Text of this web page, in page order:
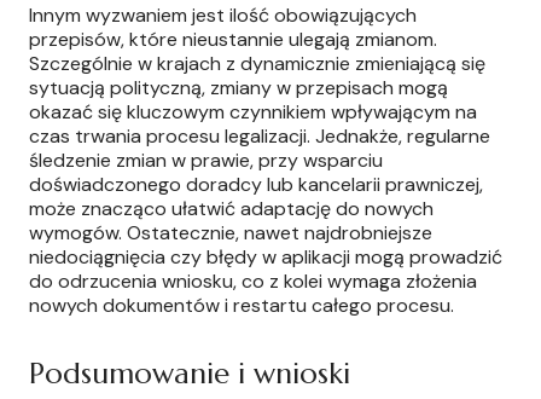
Innym wyzwaniem jest ilość obowiązujących
przepisów, które nieustannie ulegają zmianom.
Szczególnie w krajach z dynamicznie zmieniającą się
sytuacją polityczną, zmiany w przepisach mogą
okazać się kluczowym czynnikiem wpływającym na
czas trwania procesu legalizacji. Jednakże, regularne
śledzenie zmian w prawie, przy wsparciu
doświadczonego doradcy lub kancelarii prawniczej,
może znacząco ułatwić adaptację do nowych
wymogów. Ostatecznie, nawet najdrobniejsze
niedociągnięcia czy błędy w aplikacji mogą prowadzić
do odrzucenia wniosku, co z kolei wymaga złożenia
nowych dokumentów i restartu całego procesu.
Podsumowanie i wnioski